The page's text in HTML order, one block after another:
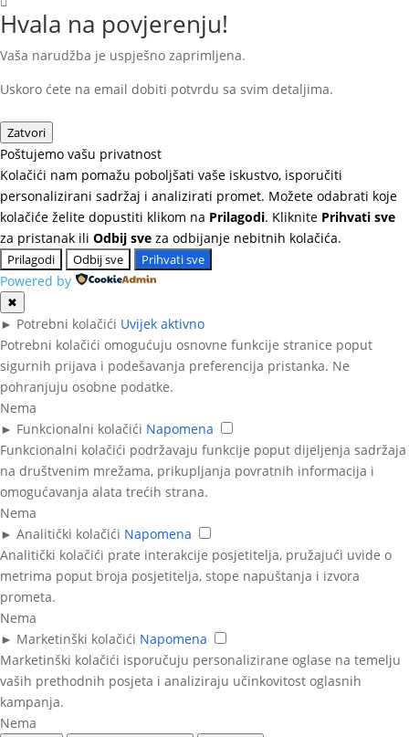
Hvala na povjerenju!
Vaša narudžba je uspješno zaprimljena.
Uskoro ćete na email dobiti potvrdu sa svim detaljima.
Zatvori
Poštujemo vašu privatnost
Kolačići nam pomažu poboljšati vaše iskustvo, isporučiti
personalizirani sadržaj i analizirati promet. Možete odabrati koje
kolačiće želite dopustiti klikom na Prilagodi. Kliknite Prihvati sve
za pristanak ili Odbij sve za odbijanje nebitnih kolačića.
Prilagodi Odbij sve Prihvati sve
Powered by
✖
► Potrebni kolačići Uvijek aktivno
Potrebni kolačići omogućuju osnovne funkcije stranice poput
sigurnih prijava i podešavanja preferencija pristanka. Ne
pohranjuju osobne podatke.
Nema
► Funkcionalni kolačići Napomena
Funkcionalni kolačići podržavaju funkcije poput dijeljenja sadržaja
na društvenim mrežama, prikupljanja povratnih informacija i
omogućavanja alata trećih strana.
Nema
► Analitički kolačići Napomena
Analitički kolačići prate interakcije posjetitelja, pružajući uvide o
metrima poput broja posjetitelja, stope napuštanja i izvora
prometa.
Nema
► Marketinški kolačići Napomena
Marketinški kolačići isporučuju personalizirane oglase na temelju
vaših prethodnih posjeta i analiziraju učinkovitost oglasnih
kampanja.
Nema